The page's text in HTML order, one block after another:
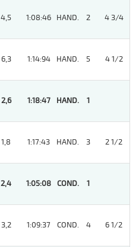
4,5 1:08:46 HAND. 2 4 3/4
6,3 1:14:94 HAND. 5 4 1/2
2,6 1:18:47 HAND. 1
1,8 1:17:43 HAND. 3 2 1/2
2,4 1:05:08 COND. 1
3,2 1:09:37 COND. 4 6 1/2